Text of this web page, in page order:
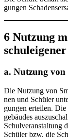
gun­gen
6 Nutzung
a. Nutzung von
Die Nut­zung von
nen und Schü­ler
gun­gen ertei­len.
ge­bäu­des
Schul­ver­an­stal­tung
Schü­ler bzw. die